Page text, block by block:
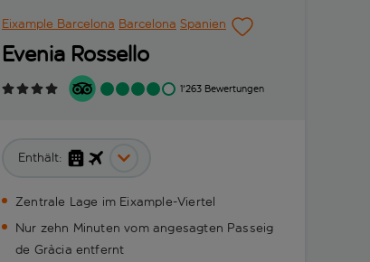
Eixample Barcelona Barcelona Spanien
Evenia Rossello
1'263 Bewertungen
Enthält:
Zentrale Lage im Eixample-Viertel
Nur zehn Minuten vom angesagten Passeig
de Gràcia entfernt